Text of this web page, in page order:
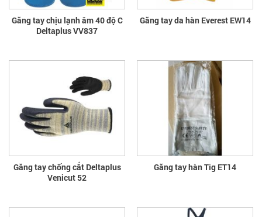
Găng tay chịu lạnh âm 40 độ C
Deltaplus VV837
Găng tay da hàn Everest EW14
Găng tay chống cắt Deltaplus
Venicut 52
Găng tay hàn Tig ET14